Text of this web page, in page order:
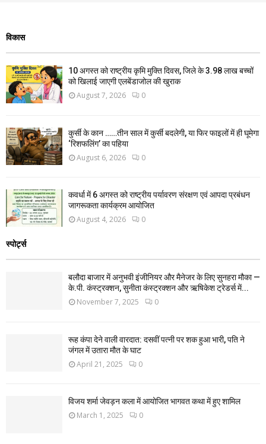
विकास
10 अगस्त को राष्ट्रीय कृमि मुक्ति दिवस, जिले के 3.98 लाख बच्चों
को खिलाई जाएगी एलबेंडाजोल की खुराक
August 7, 2026 0
कुर्सी के कान ……तीन साल में कुर्सी बदलेगी, या फिर फाइलों में ही घूमेगा
‘रिशफलिंग’ का पहिया
August 6, 2026 0
कवर्धा में 6 अगस्त को राष्ट्रीय पर्यावरण संरक्षण एवं आपदा प्रबंधन
जागरूकता कार्यक्रम आयोजित
August 4, 2026 0
स्पोर्ट्स
बलौदा बाजार में अनुभवी इंजीनियर और मैनेजर के लिए सुनहरा मौका —
के.पी. कंस्ट्रक्शन, सुनीता कंस्ट्रक्शन और ऋषिकेश ट्रेडर्स में...
November 7, 2025 0
रूह कंपा देने वाली वारदात: दसवीं पत्नी पर शक हुआ भारी, पति ने
जंगल में उतारा मौत के घाट
April 21, 2025 0
विजय शर्मा जेवड़न कला में आयोजित भागवत कथा में हुए शामिल
March 1, 2025 0